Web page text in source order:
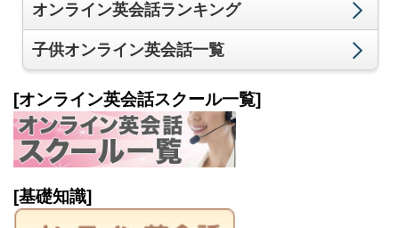
オンライン英会話ランキング
子供オンライン英会話一覧
[オンライン英会話スクール一覧]
[基礎知識]